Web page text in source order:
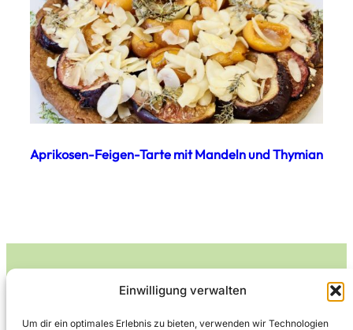
Einwilligung verwalten
Um dir ein optimales Erlebnis zu bieten, verwenden wir Technologien
Aprikosen-Feigen-Tarte mit Mandeln und Thymian
Leckerlife